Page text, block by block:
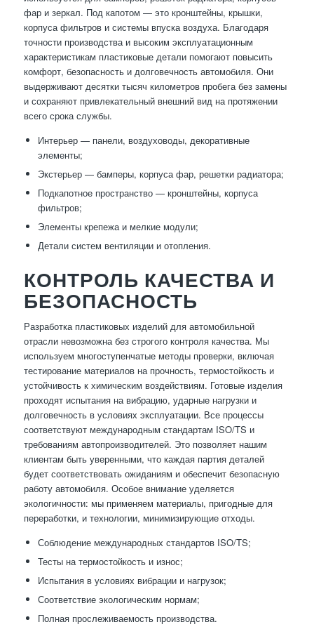
фар и зеркал. Под капотом — это кронштейны, крышки,
корпуса фильтров и системы впуска воздуха. Благодаря
точности производства и высоким эксплуатационным
характеристикам пластиковые детали помогают повысить
комфорт, безопасность и долговечность автомобиля. Они
выдерживают десятки тысяч километров пробега без замены
и сохраняют привлекательный внешний вид на протяжении
всего срока службы.
Интерьер — панели, воздуховоды, декоративные
элементы;
Экстерьер — бамперы, корпуса фар, решетки радиатора;
Подкапотное пространство — кронштейны, корпуса
фильтров;
Элементы крепежа и мелкие модули;
Детали систем вентиляции и отопления.
КОНТРОЛЬ КАЧЕСТВА И
БЕЗОПАСНОСТЬ
Разработка пластиковых изделий для автомобильной
отрасли невозможна без строгого контроля качества. Мы
используем многоступенчатые методы проверки, включая
тестирование материалов на прочность, термостойкость и
устойчивость к химическим воздействиям. Готовые изделия
проходят испытания на вибрацию, ударные нагрузки и
долговечность в условиях эксплуатации. Все процессы
соответствуют международным стандартам ISO/TS и
требованиям автопроизводителей. Это позволяет нашим
клиентам быть уверенными, что каждая партия деталей
будет соответствовать ожиданиям и обеспечит безопасную
работу автомобиля. Особое внимание уделяется
экологичности: мы применяем материалы, пригодные для
переработки, и технологии, минимизирующие отходы.
Соблюдение международных стандартов ISO/TS;
Тесты на термостойкость и износ;
Испытания в условиях вибрации и нагрузок;
Соответствие экологическим нормам;
Полная прослеживаемость производства.